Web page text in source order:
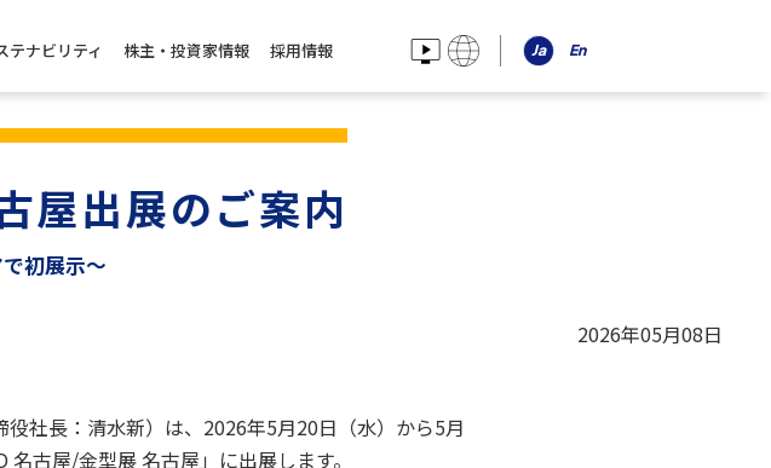
テナビリティ 株主・投資家情報 採用情報
屋出展のご案内
初展示～
2026年05月08日
社長：清水新）は、2026年5月20日（水）から5月
古屋/金型展 名古屋」に出展します。